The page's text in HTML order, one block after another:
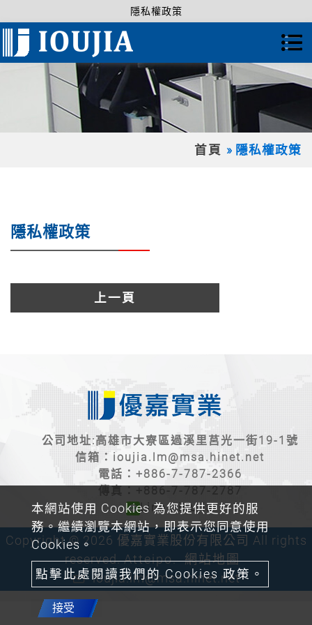
隱私權政策
首頁 隱私權政策
隱私權政策
上一頁
本網站使用 Cookies 為您提供更好的服
務。繼續瀏覽本網站，即表示您同意使用
Cookies。
點擊此處閱讀我們的 Cookies 政策。
接受
公司地址:高雄市大寮區過溪里莒光一街19-1號
信箱： ioujia.lm@msa.hinet.net
電話： +886-7-787-2366
傳真：+886-7-787-2787
Line：ioujia
Copyright © 2026 優嘉實業股份有限公司 All rights
reserved.Atteipo. 網站地圖
ioujia.lm@msa.hinet.net